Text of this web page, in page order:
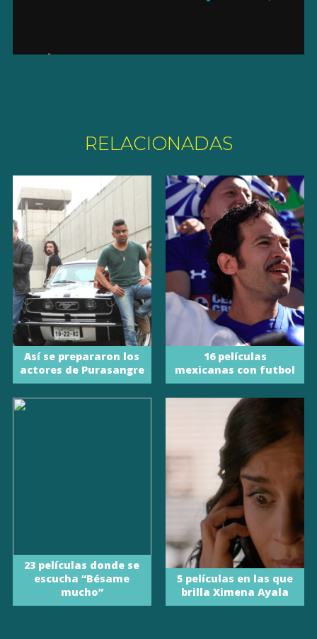
RELACIONADAS
Así se prepararon los
actores de Purasangre
16 películas
mexicanas con futbol
23 películas donde se
escucha “Bésame
mucho”
5 películas en las que
brilla Ximena Ayala